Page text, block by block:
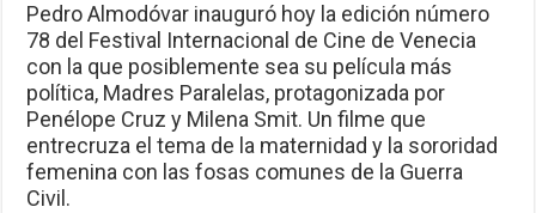
Pedro Almodóvar inauguró hoy la edición número
78 del Festival Internacional de Cine de Venecia
con la que posiblemente sea su película más
política, Madres Paralelas, protagonizada por
Penélope Cruz y Milena Smit. Un filme que
entrecruza el tema de la maternidad y la sororidad
femenina con las fosas comunes de la Guerra
Civil.